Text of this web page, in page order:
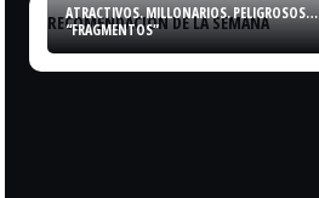
RECOMENDACIÓN DE LA SEMANA
ATRACTIVOS. MILLONARIOS. PELIGROSOS…
“FRAGMENTOS”